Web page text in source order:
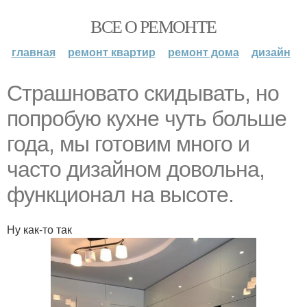
ВСЕ О РЕМОНТЕ
главная ремонт квартир ремонт дома дизайн
Страшновато скидывать, но
попробую кухне чуть больше
года, мы готовим много и
часто дизайном довольна,
функционал на высоте.
Ну как-то так